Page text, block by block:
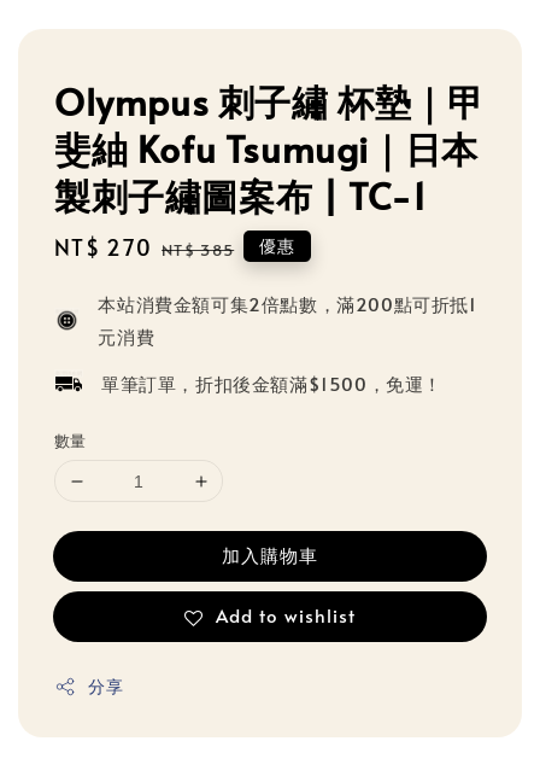
Olympus 刺子繡 杯墊｜甲
斐紬 Kofu Tsumugi｜日本
製刺子繡圖案布 | TC-1
Sale
NT$ 270 Regular
NT$ 385 優惠
本站消費金額可集2倍點數，滿200點可折抵1
元消費
單筆訂單，折扣後金額滿$1500，免運！
數量
加入購物車
Add to wishlist
分享